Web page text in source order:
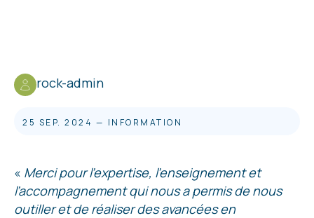
rock-admin
25 SEP. 2024 — INFORMATION
« Merci pour l’expertise, l’enseignement et
l’accompagnement qui nous a permis de nous
outiller et de réaliser des avancées en